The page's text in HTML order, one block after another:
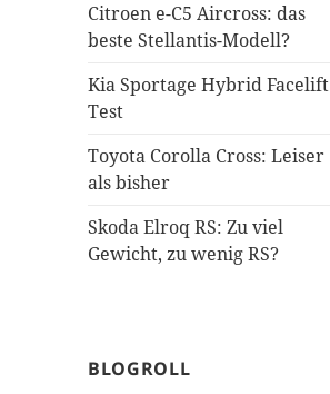
Citroen e-C5 Aircross: das
beste Stellantis-Modell?
Kia Sportage Hybrid Facelift
Test
Toyota Corolla Cross: Leiser
als bisher
Skoda Elroq RS: Zu viel
Gewicht, zu wenig RS?
BLOGROLL